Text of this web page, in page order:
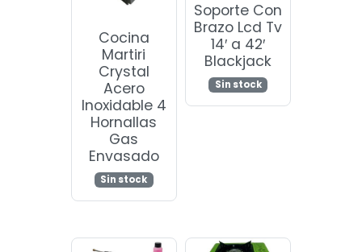
Cocina
Martiri
Crystal
Acero
Inoxidable 4
Hornallas
Gas
Envasado
Sin stock
Soporte Con
Brazo Lcd Tv
14′ a 42′
Blackjack
Sin stock